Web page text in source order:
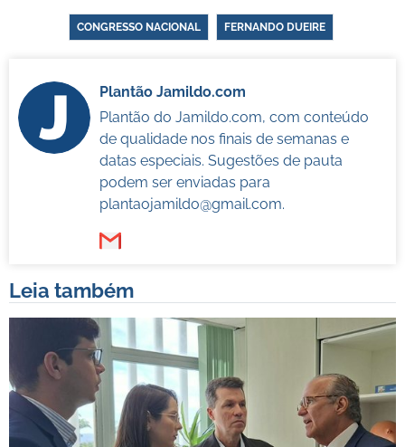
CONGRESSO NACIONAL FERNANDO DUEIRE
Plantão Jamildo.com
Plantão do Jamildo.com, com conteúdo
de qualidade nos finais de semanas e
datas especiais. Sugestões de pauta
podem ser enviadas para
plantaojamildo@gmail.com.
Leia também